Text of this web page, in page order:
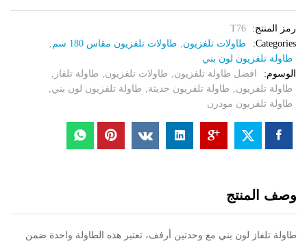
رمز المنتج:
T76
Categories:
طاولات تلفزيون, طاولات تلفزيون مقاس 180 سم
,
طاولة تلفزيون لون بني
الوسوم:
افضل طاولة تلفزيون, طاولات تلفزيون, طاولة تلفاز ,
طاولة تلفزيون, طاولة تلفزيون حديثة, طاولة تلفزيون لون بني,
طاولة تلفزيون مودرن
وصف المنتج
طاولة تلفاز لون بني مع وحدتين أرفف، تعتبر هذه الطاولة واحدة ضمن